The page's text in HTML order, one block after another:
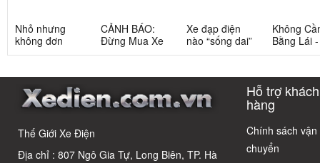
Nhỏ nhưng
không đơn
giản: Sự thật
học sinh cấp 2
CẢNH BÁO:
Đừng Mua Xe
Điện Chỉ Vì
Cáo! 5 Bẫy
Quyết Chọn Xe
Chuẩn Chỉnh
Xe đạp điện
nào “sống dai”
nhất sau 5
có câu trả lời
Không
Bằng Lái
3 Xe Đạp
Cho Học
Thế Giới Xe Điện
Địa chỉ : 807 Ngô Gia Tự, Long Biên, TP. Hà
Hỗ trợ khách
hàng
Chính sách vận
chuyển